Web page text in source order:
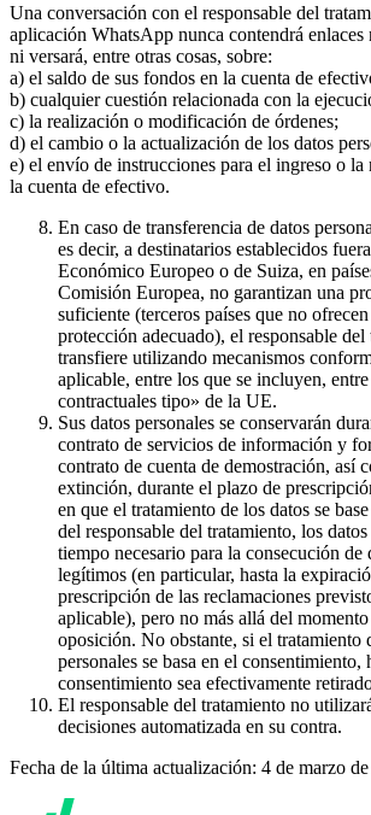
Una conversación con el responsable del
aplicación WhatsApp nunca contendrá enlaces
ni versará, entre otras cosas, sobre:
a) el saldo de sus fondos en la cuenta de
b) cualquier cuestión relacionada con la
c) la realización o modificación de órdenes;
d) el cambio o la actualización de los datos
e) el envío de instrucciones para el ingreso o la
la cuenta de efectivo.
En caso de transferencia de datos
es decir, a destinatarios establecidos
Económico Europeo o de Suiza, en
Comisión Europea, no garantizan una
suficiente (terceros países que no
protección adecuado), el responsable
transfiere utilizando mecanismos
aplicable, entre los que se incluyen,
contractuales tipo» de la UE.
Sus datos personales se conservarán
contrato de servicios de información y
contrato de cuenta de demostración, así
extinción, durante el plazo de
en que el tratamiento de los datos se
del responsable del tratamiento, los
tiempo necesario para la consecución de
legítimos (en particular, hasta la
prescripción de las reclamaciones
aplicable), pero no más allá del
oposición. No obstante, si el tratamiento
personales se basa en el consentimiento,
consentimiento sea efectivamente
El responsable del tratamiento no
decisiones automatizada en su contra.
Fecha de la última actualización: 4 de marzo